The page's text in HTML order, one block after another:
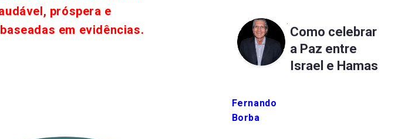
próspera e
em evidências.
Fernando
Borba
Como celebrar
a Paz entre
Israel e Hamas